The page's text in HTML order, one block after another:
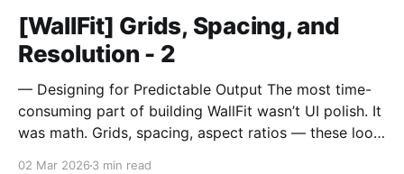
[WallFit] Grids, Spacing, and
Resolution - 2
— Designing for Predictable Output The most time-
consuming part of building WallFit wasn’t UI polish. It
was math. Grids, spacing, aspect ratios — these look
02 Mar 2026 3 min read